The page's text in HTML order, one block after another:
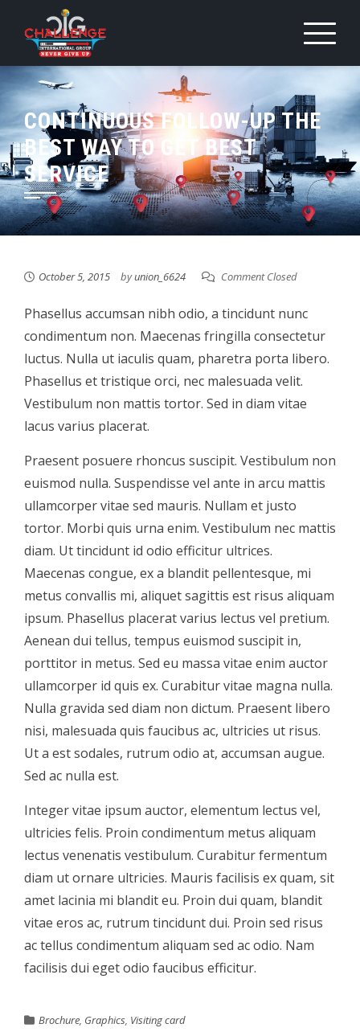
content
CONTINUOUS FOLLOW-UP THE
BEST WAY TO GET BEST
SERVICE
October 5, 2015 byunion_6624 Comment Closed
Phasellus accumsan nibh odio, a tincidunt nunc
condimentum non. Maecenas fringilla consectetur
luctus. Nulla ut iaculis quam, pharetra porta libero.
Phasellus et tristique orci, nec malesuada velit.
Vestibulum non mattis tortor. Sed in diam vitae
lacus varius placerat.
Praesent posuere rhoncus suscipit. Vestibulum non
euismod nulla. Suspendisse vel ante in arcu mattis
ullamcorper vitae sed mauris. Nullam et justo
tortor. Morbi quis urna enim. Vestibulum nec mattis
diam. Ut tincidunt id odio efficitur ultrices.
Maecenas congue, ex a blandit pellentesque, mi
metus convallis mi, aliquet sagittis est risus aliquam
ipsum. Phasellus placerat varius lectus vel pretium.
Aenean dui tellus, tempus euismod suscipit in,
porttitor in metus. Sed eu massa vitae enim auctor
ullamcorper id quis ex. Curabitur vitae magna nulla.
Nulla gravida sed diam non dictum. Praesent libero
nisi, malesuada quis faucibus ac, ultricies ut risus.
Ut a est sodales, rutrum odio at, accumsan augue.
Sed ac nulla est.
Integer vitae ipsum auctor, elementum lectus vel,
ultricies felis. Proin condimentum metus aliquam
lectus venenatis vestibulum. Curabitur fermentum
diam ut ornare ultricies. Mauris facilisis ex quam, sit
amet lacinia mi blandit eu. Proin dui quam, blandit
vitae eros ac, rutrum tincidunt dui. Proin sed risus
ac tellus condimentum aliquam sed ac odio. Nam
facilisis dui eget odio faucibus efficitur.
Brochure, Graphics, Visiting card